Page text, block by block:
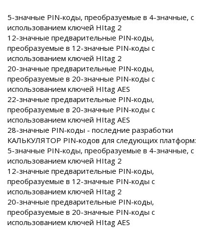
5-значные PIN-коды, преобразуемые в 4-значные, с
использованием ключей HItag 2
12-значные предварительные PIN-коды,
преобразуемые в 12-значные PIN-коды с
использованием ключей HItag 2
20-значные предварительные PIN-коды,
преобразуемые в 20-значные PIN-коды с
использованием ключей HItag AES
22-значные предварительные PIN-коды,
преобразуемые в 20-значные PIN-коды с
использованием ключей HItag AES
28-значные PIN-коды - последние разработки
КАЛЬКУЛЯТОР PIN-кодов для следующих платформ:
5-значные PIN-коды, преобразуемые в 4-значные, с
использованием ключей HItag 2
12-значные предварительные PIN-коды,
преобразуемые в 12-значные PIN-коды с
использованием ключей HItag 2
20-значные предварительные PIN-коды,
преобразуемые в 20-значные PIN-коды с
использованием ключей HItag AES